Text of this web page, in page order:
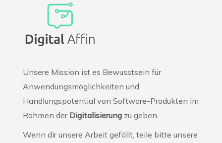
Unsere Mission ist es Bewusstsein für
Anwendungsmöglichkeiten und
Handlungspotential von Software-Produkten im
Rahmen der Digitalisierung zu geben.
Wenn dir unsere Arbeit gefällt, teile bitte unsere